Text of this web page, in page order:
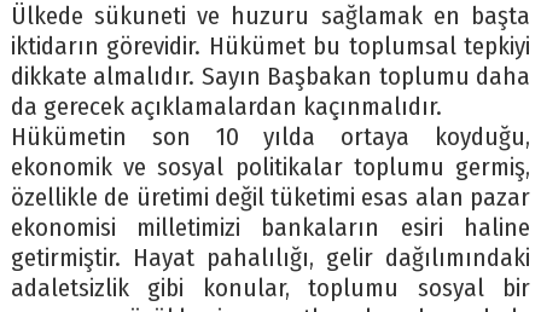
Ülkede sükuneti ve huzuru sağlamak en başta
iktidarın görevidir. Hükümet bu toplumsal tepkiyi
dikkate almalıdır. Sayın Başbakan toplumu daha
da gerecek açıklamalardan kaçınmalıdır.
Hükümetin son 10 yılda ortaya koyduğu,
ekonomik ve sosyal politikalar toplumu germiş,
özellikle de üretimi değil tüketimi esas alan pazar
ekonomisi milletimizi bankaların esiri haline
getirmiştir. Hayat pahalılığı, gelir dağılımındaki
adaletsizlik gibi konular, toplumu sosyal bir